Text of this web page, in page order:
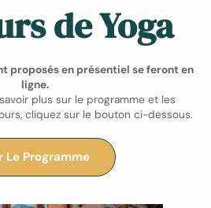
de Yoga
proposés en présentiel se feront en
ligne.
plus sur le programme et les
cliquez sur le bouton ci-dessous.
Le Programme